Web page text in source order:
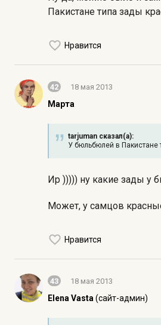
Пакистане типа зады
Нравится
42 18 мая 2013
Марта
tarjuman сказал(а):
У бюльбюлей в Пакистане
Ир ))))) ну какие зады у
Может, у самцов
Нравится
43 18 мая 2013
Elena Vasta (сайт-админ)